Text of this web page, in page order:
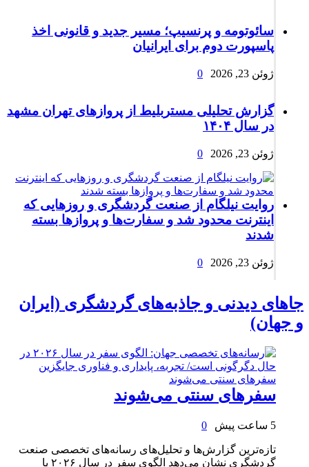
سائوتومه و پرنسیپ؛ مسیر جدید و قانونی اخذ
پاسپورت دوم برای ایرانیان
ژوئن 23, 2026 0
گزارش تحلیلی مستربلیط از پروازهای تهران مشهد
در سال ۱۴۰۴
ژوئن 23, 2026 0
روایت نیلگام از صنعت گردشگری و روزهایی که
اینترنت محدود شد و سفارت‌ها و پروازها بسته
شدند
ژوئن 23, 2026 0
جاهای دیدنی و جاذبه‌های گردشگری (ایران
و جهان)
سفرهای سنتی می‌شوند
5 ساعت پیش 0
تازه‌ترین گزارش‌ها و تحلیل‌های رسانه‌های تخصصی صنعت
گردشگری نشان می‌دهد الگوی سفر در سال ۲۰۲۶ با